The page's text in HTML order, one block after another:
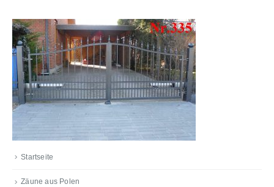
Startseite
Zäune aus Polen